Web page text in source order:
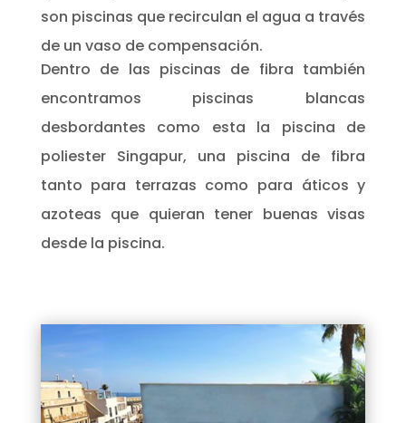
son piscinas que recirculan el agua a través
de un vaso de compensación.
Dentro de las piscinas de fibra también
encontramos piscinas blancas
desbordantes como esta la piscina de
poliester Singapur, una piscina de fibra
tanto para terrazas como para áticos y
azoteas que quieran tener buenas visas
desde la piscina.